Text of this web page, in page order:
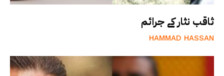
ثاقب نثار کے جرائم
HAMMAD HASSAN